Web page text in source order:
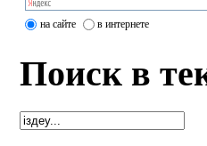
на сайте в интернете
Поиск в